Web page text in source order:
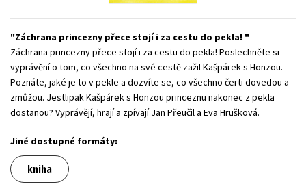
Young adult (SK)
Zahraniční literatura Zdraví a životní styl
Všechny tituly
Záchrana princezny přece stojí i za cestu do pekla!
Záchrana princezny přece stojí i za cestu do pekla! Poslechněte si
vyprávění o tom, co všechno na své cestě zažil Kašpárek s Honzou.
Poznáte, jaké je to v pekle a dozvíte se, co všechno čerti dovedou a
zmůžou. Jestlipak Kašpárek s Honzou princeznu nakonec z pekla
dostanou? Vyprávějí, hrají a zpívají Jan Přeučil a Eva Hrušková.
Jiné dostupné formáty:
kniha